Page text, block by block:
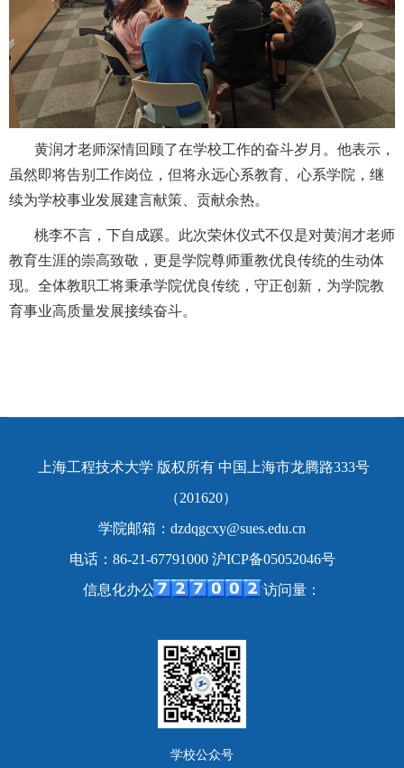
黄润才老师深情回顾了在学校工作的奋斗岁月。他表示，
虽然即将告别工作岗位，但将永远心系教育、心系学院，继
续为学校事业发展建言献策、贡献余热。
桃李不言，下自成蹊。此次荣休仪式不仅是对黄润才老师
教育生涯的崇高致敬，更是学院尊师重教优良传统的生动体
现。全体教职工将秉承学院优良传统，守正创新，为学院教
育事业高质量发展接续奋斗。
上海工程技术大学 版权所有 中国上海市龙腾路333号
（201620）
学院邮箱：dzdqgcxy@sues.edu.cn
电话：86-21-67791000 沪ICP备05052046号
信息化办公室 制作维护 网站访问量：
学校公众号